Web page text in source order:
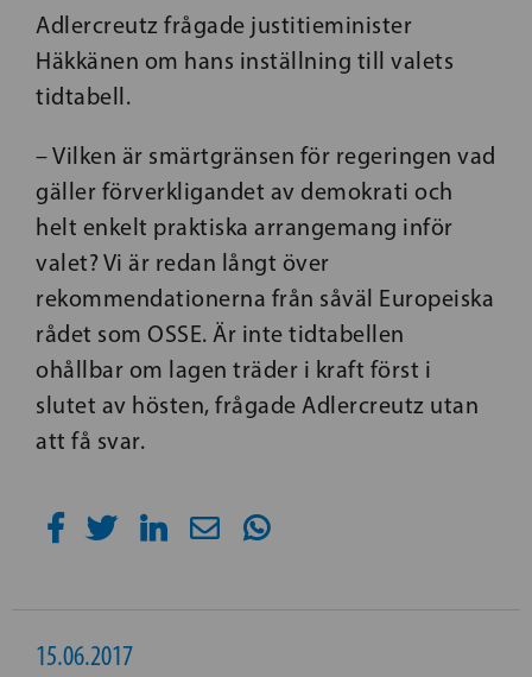
Adlercreutz frågade justitieminister
Häkkänen om hans inställning till valets
tidtabell.
– Vilken är smärtgränsen för regeringen vad
gäller förverkligandet av demokrati och
helt enkelt praktiska arrangemang inför
valet? Vi är redan långt över
rekommendationerna från såväl Europeiska
rådet som OSSE. Är inte tidtabellen
ohållbar om lagen träder i kraft först i
slutet av hösten, frågade Adlercreutz utan
att få svar.
15.06.2017